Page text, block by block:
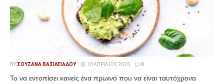
BY ΣΟΥΖΆΝΑ ΒΑΣΙΛΕΙΆΔΟΥ 10 ΑΠΡΙΛΊΟΥ, 2026 0
Το να εντοπίσει κανείς ένα πρωινό που να είναι ταυτόχρονα